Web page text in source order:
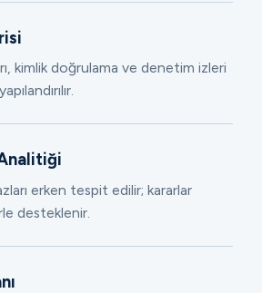
kimlik doğrulama ve denetim izleri
erken tespit edilir; kararlar
desteklenir.